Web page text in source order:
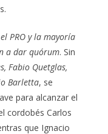
PRO y la mayoría
a dar quórum. Sin
Fabio Quetglas,
Barletta, se
para alcanzar el
cordobés Carlos
que Ignacio